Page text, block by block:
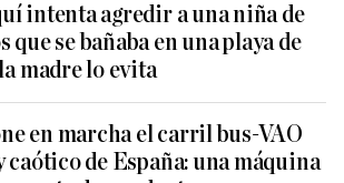
intenta agredir a una niña de
que se bañaba en una playa de
madre lo evita
en marcha el carril bus-VAO
caótico de España: una máquina